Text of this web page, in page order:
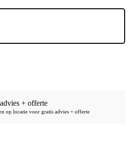
+ offerte
op locatie voor gratis advies + offerte